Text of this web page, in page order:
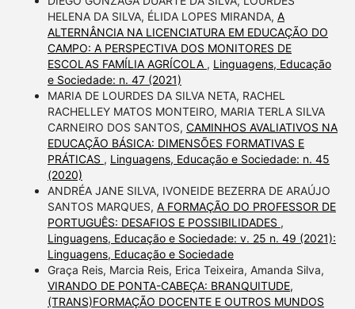
HELENA DA SILVA, ÉLIDA LOPES MIRANDA, A
ALTERNÂNCIA NA LICENCIATURA EM EDUCAÇÃO DO
CAMPO: A PERSPECTIVA DOS MONITORES DE
ESCOLAS FAMÍLIA AGRÍCOLA , Linguagens, Educação
e Sociedade: n. 47 (2021)
MARIA DE LOURDES DA SILVA NETA, RACHEL
RACHELLEY MATOS MONTEIRO, MARIA TERLA SILVA
CARNEIRO DOS SANTOS, CAMINHOS AVALIATIVOS NA
EDUCAÇÃO BÁSICA: DIMENSÕES FORMATIVAS E
PRÁTICAS , Linguagens, Educação e Sociedade: n. 45
(2020)
ANDRÉA JANE SILVA, IVONEIDE BEZERRA DE ARAÚJO
SANTOS MARQUES, A FORMAÇÃO DO PROFESSOR DE
PORTUGUÊS: DESAFIOS E POSSIBILIDADES ,
Linguagens, Educação e Sociedade: v. 25 n. 49 (2021):
Linguagens, Educação e Sociedade
Graça Reis, Marcia Reis, Erica Teixeira, Amanda Silva,
VIRANDO DE PONTA-CABEÇA: BRANQUITUDE,
(TRANS)FORMAÇÃO DOCENTE E OUTROS MUNDOS